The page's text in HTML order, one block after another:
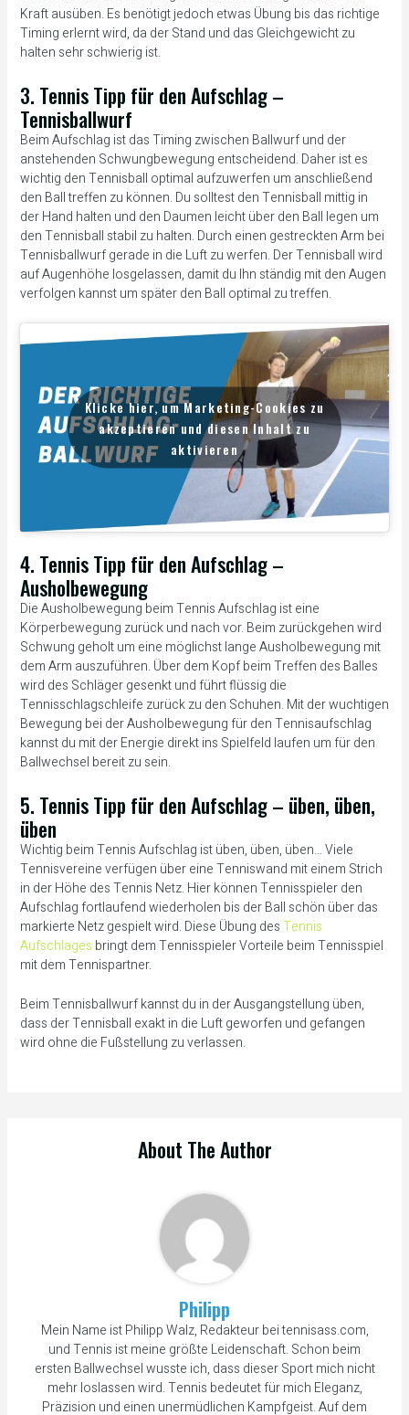
Kraft ausüben. Es benötigt jedoch etwas Übung bis das richtige
Timing erlernt wird, da der Stand und das Gleichgewicht zu
halten sehr schwierig ist.
3. Tennis Tipp für den Aufschlag –
Tennisballwurf
Beim Aufschlag ist das Timing zwischen Ballwurf und der
anstehenden Schwungbewegung entscheidend. Daher ist es
wichtig den Tennisball optimal aufzuwerfen um anschließend
den Ball treffen zu können. Du solltest den Tennisball mittig in
der Hand halten und den Daumen leicht über den Ball legen um
den Tennisball stabil zu halten. Durch einen gestreckten Arm bei
Tennisballwurf gerade in die Luft zu werfen. Der Tennisball wird
auf Augenhöhe losgelassen, damit du Ihn ständig mit den Augen
verfolgen kannst um später den Ball optimal zu treffen.
Klicke hier, um Marketing-Cookies zu
akzeptieren und diesen Inhalt zu
aktivieren
4. Tennis Tipp für den Aufschlag –
Ausholbewegung
Die Ausholbewegung beim Tennis Aufschlag ist eine
Körperbewegung zurück und nach vor. Beim zurückgehen wird
Schwung geholt um eine möglichst lange Ausholbewegung mit
dem Arm auszuführen. Über dem Kopf beim Treffen des Balles
wird des Schläger gesenkt und führt flüssig die
Tennisschlagschleife zurück zu den Schuhen. Mit der wuchtigen
Bewegung bei der Ausholbewegung für den Tennisaufschlag
kannst du mit der Energie direkt ins Spielfeld laufen um für den
Ballwechsel bereit zu sein.
5. Tennis Tipp für den Aufschlag – üben, üben,
üben
Wichtig beim Tennis Aufschlag ist üben, üben, üben… Viele
Tennisvereine verfügen über eine Tenniswand mit einem Strich
in der Höhe des Tennis Netz. Hier können Tennisspieler den
Aufschlag fortlaufend wiederholen bis der Ball schön über das
markierte Netz gespielt wird. Diese Übung desTennis
Aufschlages bringt dem Tennisspieler Vorteile beim Tennisspiel
mit dem Tennispartner.
Beim Tennisballwurf kannst du in der Ausgangstellung üben,
dass der Tennisball exakt in die Luft geworfen und gefangen
wird ohne die Fußstellung zu verlassen.
About The Author
Philipp
Mein Name ist Philipp Walz, Redakteur bei tennisass.com,
und Tennis ist meine größte Leidenschaft. Schon beim
ersten Ballwechsel wusste ich, dass dieser Sport mich nicht
mehr loslassen wird. Tennis bedeutet für mich Eleganz,
Präzision und einen unermüdlichen Kampfgeist. Auf dem